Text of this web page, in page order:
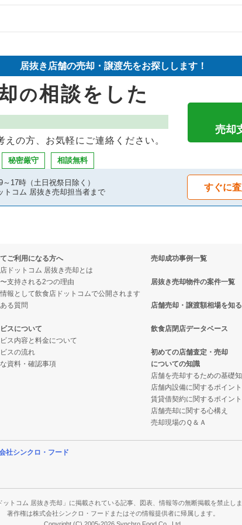
覧
の案件一覧
の案件一覧
案件一覧
案件一覧
案件一覧
の案件一覧
の案件一覧
件一覧
案件一覧
の案件一覧
の案件一覧
の案件一覧
一覧
件一覧
件の案件一覧
一覧
の案件一覧
一覧
一覧
却物件の案件一覧
件一覧
の案件一覧
却物件の案件一覧
抜き売却物件の案件一覧
一覧
一覧
覧
件一覧
件一覧
件一覧
の案件一覧
案件一覧
物件の案件一覧
件一覧
件一覧
一覧
件一覧
居抜き店舗の売却・譲渡先をお探しします！
の相談をした
えの方、お気軽にご連絡ください。
秘密厳守 相談無料
売却
17時（土日祝祭日除く）
コム 居抜き売却担当者まで
すぐに
ご利用になる方へ
ドットコム 居抜き売却とは
支持される2つの理由
報として飲食店ドットコムで公開されます
る質問
スについて
ス内容と料金について
スの流れ
資料・確認事項
売却成功事例一覧
居抜き売却物件の案件一覧
店舗売却・譲渡額相場を知る
飲食店閉店データベース
初めての店舗査定・売却
についての知識
店舗を売却するための基礎
店舗内設備に関するポイント
賃貸借契約に関するポイント
店舗売却に関する心構え
売却現場のＱ＆Ａ
社シンクロ・フード
ットコム 居抜き売却」に掲載されている記事、図表、情報等の無断掲載を禁止しま
著作権は株式会社シンクロ・フードまたはその情報提供者に帰属します。